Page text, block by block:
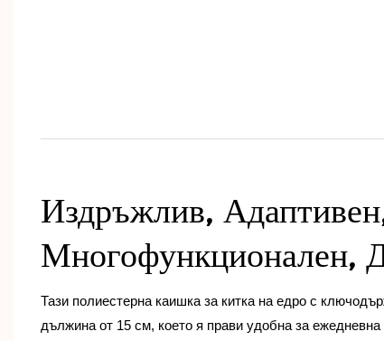
Издръжлив,
Многофункционален,
Тази полиестерна каишка за китка на едро с
дължина от 15 см, което я прави удобна за